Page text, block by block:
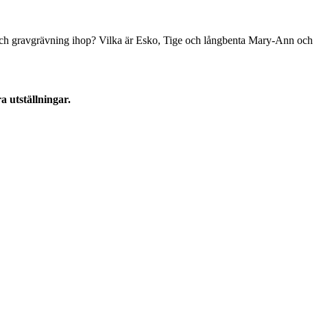
gravgrävning ihop? Vilka är Esko, Tige och långbenta Mary-Ann och
utställningar.